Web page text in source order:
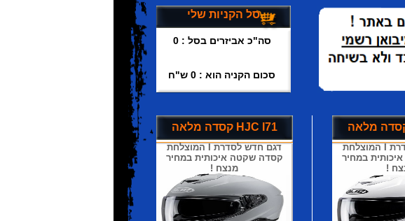
סל הקניות שלי
סה"כ אביזרים בסל : 0
סכום הקניה הוא : 0 ש"ח
קסדה מלאה HJC I71
דגם חדש לסדרת I המוצלחת
קסדה שקטה איכותית במחיר
מנצח !
דגם חדש לסדרת I המוצלחת
במחיר
!